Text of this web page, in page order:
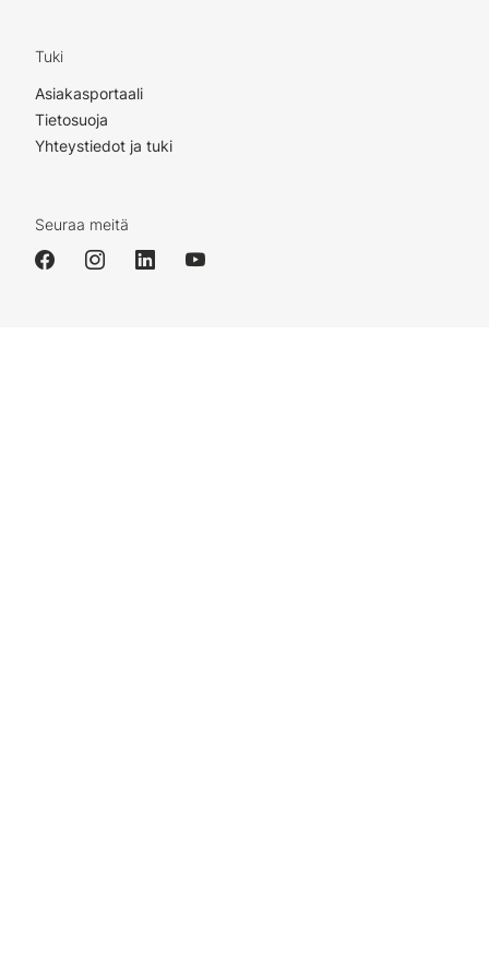
Tuki
Asiakasportaali
Tietosuoja
Yhteystiedot ja tuki
Seuraa meitä